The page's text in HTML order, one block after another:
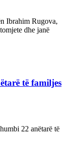
Ibrahim Rugova,
dhe janë
të familjes
22 anëtarë të